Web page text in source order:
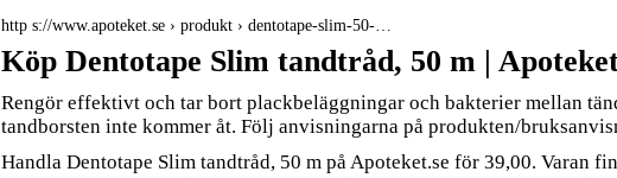
http s://www.apoteket.se › produkt › dentotape-slim-50-…
Köp Dentotape Slim tandtråd, 50 m |
Rengör effektivt och tar bort plackbeläggningar och bakterier mellan
tandborsten inte kommer åt. Följ anvisningarna på produkten/
Handla Dentotape Slim tandtråd, 50 m på Apoteket.se för 39,00. Varan